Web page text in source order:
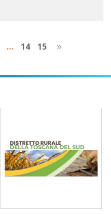
… 14 15